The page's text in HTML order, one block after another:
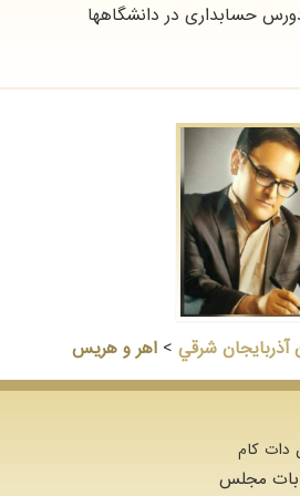
حسابداری در دانشگاهها
آذربايجان شرقي > اهر و هریس
دات كام
مجلس